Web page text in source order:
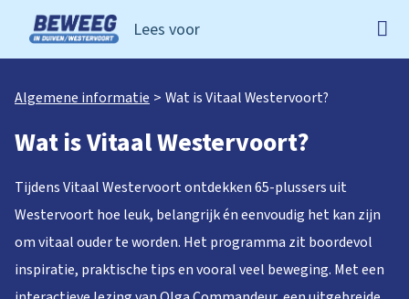
Ga naar de homepage van Beweeg in Duiven
Lees voor
Algemene informatie Wat is Vitaal Westervoort?
Wat is Vitaal Westervoort?
Tijdens Vitaal Westervoort ontdekken 65-plussers uit
Westervoort hoe leuk, belangrijk én eenvoudig het kan zijn
om vitaal ouder te worden. Het programma zit boordevol
inspiratie, praktische tips en vooral veel beweging. Met een